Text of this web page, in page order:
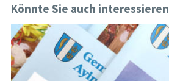
Könnte Sie auch interessieren